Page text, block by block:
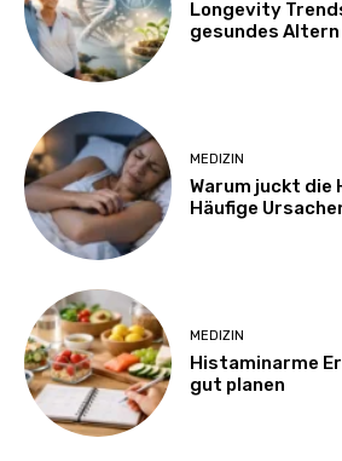
Longevity
gesundes Altern
MEDIZIN
Warum juckt die
Häufige
MEDIZIN
Histaminarme
gut planen